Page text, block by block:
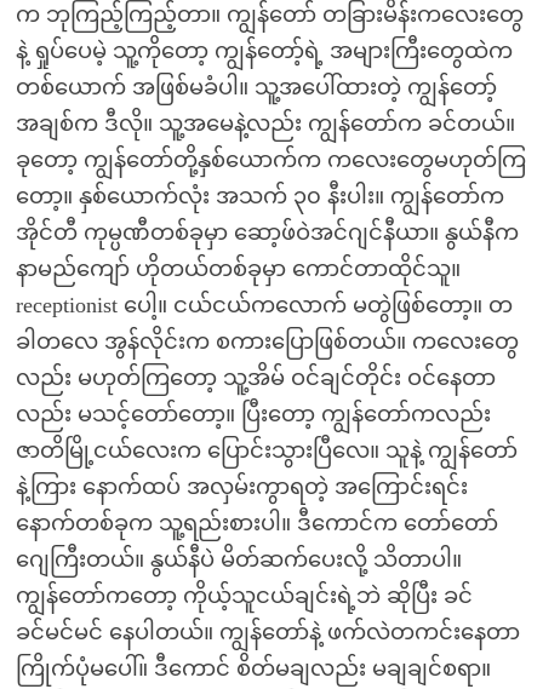
က ဘုကြည့်ကြည့်တာ။ ကျွန်တော် တခြားမိန်းကလေးတွေ
နဲ့ ရှုပ်ပေမဲ့ သူ့ကိုတော့ ကျွန်တော့်ရဲ့ အများကြီးတွေထဲက
တစ်ယောက် အဖြစ်မခံပါ။ သူ့အပေါ်ထားတဲ့ ကျွန်တော့်
အချစ်က ဒီလို။ သူ့အမေနဲ့လည်း ကျွန်တော်က ခင်တယ်။
ခုတော့ ကျွန်တော်တို့နှစ်ယောက်က ကလေးတွေမဟုတ်ကြ
တော့။ နှစ်ယောက်လုံး အသက် ၃၀ နီးပါး။ ကျွန်တော်က
အိုင်တီ ကုမ္ပဏီတစ်ခုမှာ ဆော့ဖ်ဝဲအင်ဂျင်နီယာ။ နွယ်နီက
နာမည်ကျော် ဟိုတယ်တစ်ခုမှာ ကောင်တာထိုင်သူ။
receptionist ပေါ့။ ငယ်ငယ်ကလောက် မတွဲဖြစ်တော့။ တ
ခါတလေ အွန်လိုင်းက စကားပြောဖြစ်တယ်။ ကလေးတွေ
လည်း မဟုတ်ကြတော့ သူ့အိမ် ဝင်ချင်တိုင်း ဝင်နေတာ
လည်း မသင့်တော်တော့။ ပြီးတော့ ကျွန်တော်ကလည်း
ဇာတိမြို့ငယ်လေးက ပြောင်းသွားပြီလေ။ သူနဲ့ ကျွန်တော်
နဲ့ကြား နောက်ထပ် အလှမ်းကွာရတဲ့ အကြောင်းရင်း
နောက်တစ်ခုက သူ့ရည်းစားပါ။ ဒီကောင်က တော်တော်
ဂျေကြီးတယ်။ နွယ်နီပဲ မိတ်ဆက်ပေးလို့ သိတာပါ။
ကျွန်တော်ကတော့ ကိုယ့်သူငယ်ချင်းရဲ့ဘဲ ဆိုပြီး ခင်
ခင်မင်မင် နေပါတယ်။ ကျွန်တော်နဲ့ ဖက်လဲတကင်းနေတာ
ကြိုက်ပုံမပေါ်။ ဒီကောင် စိတ်မချလည်း မချချင်စရာ။